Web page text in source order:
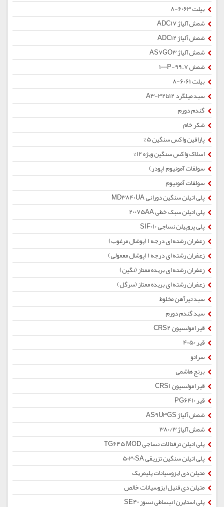
بیلت 6063-8
شمش آلیاژ ADC17
شمش آلیاژ ADC12
شمش آلیاژ AS7GO3
شمش 1000P-99.7
بیلت 6061-8
سبد میلگرد 12تا32-A3
گندم دورم
شکر خام
پارافین واکس سنگین 5%
اسلاک واکس سنگین ویژه 12%
سولفات آمونیوم (پودر)
سولفات آمونیوم
پلی اتیلن سنگین دورانی MD3840UA
پلی اتیلن سبک خطی 20075AA
پلی پروپیلن نساجی SIF010
زعفران رشته ای درجه 1 (پوشال مرغوب)
زعفران رشته ای درجه 1 (پوشال معمولی)
زعفران رشته ای بریده ممتاز (نگین)
زعفران رشته ای بریده ممتاز (سرگل)
سبد تیرآهن مخلوط
سبد گندم دورم
قیر امولسیون CRS2
قیر 4050
سراتو
برنج هاشمی
قیر امولسیون CRS1
قیر PG6410
شمش آلیاژ AS9U3GS
شمش آلیاژ 380/3
پلی اتیلن ترفتالات نساجی TG645 MOD
پلی اتیلن سنگین تزریقی 5030SA
متیلن دی ایزوسیانات پلیمریک
متیلن دی فنیل ایزوسیانات خالص
پلی استایرن انبساطی نسوز SE40